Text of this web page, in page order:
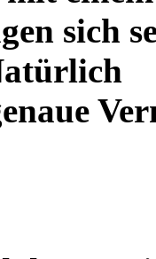
sich